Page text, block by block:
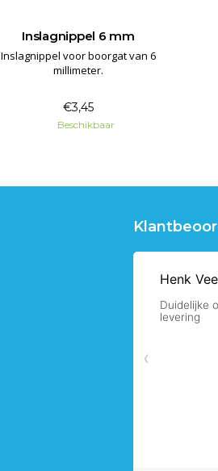
Inslagnippel 6 mm
Inslagnippel voor boorgat van 6
millimeter.
€3,45
Beschikbaar